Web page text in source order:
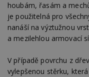
houbám, řasám a
je použitelná pro
nanáší na výztužnou
a mezilehlou armovací
V případě povrchu z
vylepšenou stěrku,